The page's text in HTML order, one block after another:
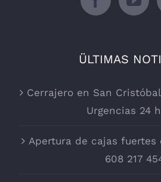
ÜLTIMAS
Cerrajero en San
Urgencias 24
Apertura de cajas fuertes
608 217